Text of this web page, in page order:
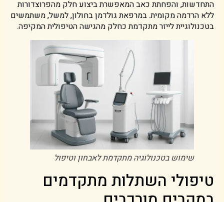
התחדשות, והפחתת כאב המאפשרת ביצוע חלק מהפרוצדורות
ללא הרדמה מקומית. במרפאת גולדמן בחולון, למשל, משתמשים
בטכנולוגיית לייזר מתקדמת כחלק מהגישה הטיפולית המקיפה.
שימוש בטכנולוגיה מתקדמת לאבחון וטיפול
טיפולי השתלות מתקדמים